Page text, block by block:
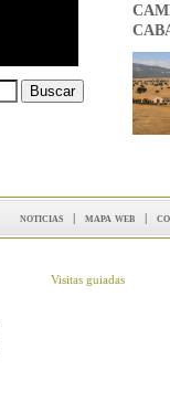
noticias | mapa web |
Visitas guiadas